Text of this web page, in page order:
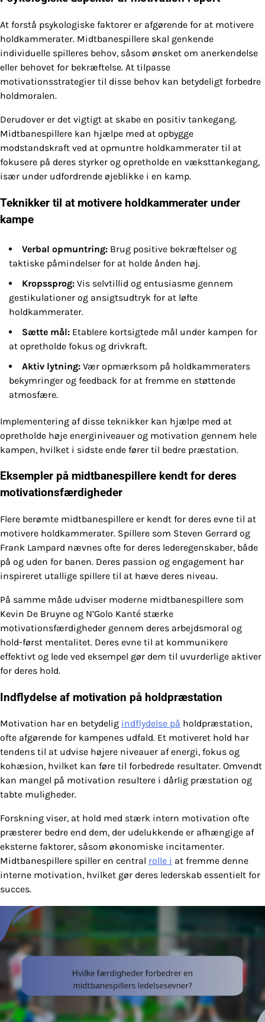
At forstå psykologiske faktorer er afgørende for at motivere
holdkammerater. Midtbanespillere skal genkende
individuelle spilleres behov, såsom ønsket om anerkendelse
eller behovet for bekræftelse. At tilpasse
motivationsstrategier til disse behov kan betydeligt forbedre
holdmoralen.
Derudover er det vigtigt at skabe en positiv tankegang.
Midtbanespillere kan hjælpe med at opbygge
modstandskraft ved at opmuntre holdkammerater til at
fokusere på deres styrker og opretholde en væksttankegang,
især under udfordrende øjeblikke i en kamp.
Teknikker til at motivere holdkammerater under
kampe
Verbal opmuntring: Brug positive bekræftelser og
taktiske påmindelser for at holde ånden høj.
Kropssprog: Vis selvtillid og entusiasme gennem
gestikulationer og ansigtsudtryk for at løfte
holdkammerater.
Sætte mål: Etablere kortsigtede mål under kampen for
at opretholde fokus og drivkraft.
Aktiv lytning: Vær opmærksom på holdkammeraters
bekymringer og feedback for at fremme en støttende
atmosfære.
Implementering af disse teknikker kan hjælpe med at
opretholde høje energiniveauer og motivation gennem hele
kampen, hvilket i sidste ende fører til bedre præstation.
Eksempler på midtbanespillere kendt for deres
motivationsfærdigheder
Flere berømte midtbanespillere er kendt for deres evne til at
motivere holdkammerater. Spillere som Steven Gerrard og
Frank Lampard nævnes ofte for deres lederegenskaber, både
på og uden for banen. Deres passion og engagement har
inspireret utallige spillere til at hæve deres niveau.
På samme måde udviser moderne midtbanespillere som
Kevin De Bruyne og N’Golo Kanté stærke
motivationsfærdigheder gennem deres arbejdsmoral og
hold-først mentalitet. Deres evne til at kommunikere
effektivt og lede ved eksempel gør dem til uvurderlige aktiver
for deres hold.
Indflydelse af motivation på holdpræstation
Motivation har en betydelig indflydelse på holdpræstation,
ofte afgørende for kampenes udfald. Et motiveret hold har
tendens til at udvise højere niveauer af energi, fokus og
kohæsion, hvilket kan føre til forbedrede resultater. Omvendt
kan mangel på motivation resultere i dårlig præstation og
tabte muligheder.
Forskning viser, at hold med stærk intern motivation ofte
præsterer bedre end dem, der udelukkende er afhængige af
eksterne faktorer, såsom økonomiske incitamenter.
Midtbanespillere spiller en central rolle i at fremme denne
interne motivation, hvilket gør deres lederskab essentielt for
succes.